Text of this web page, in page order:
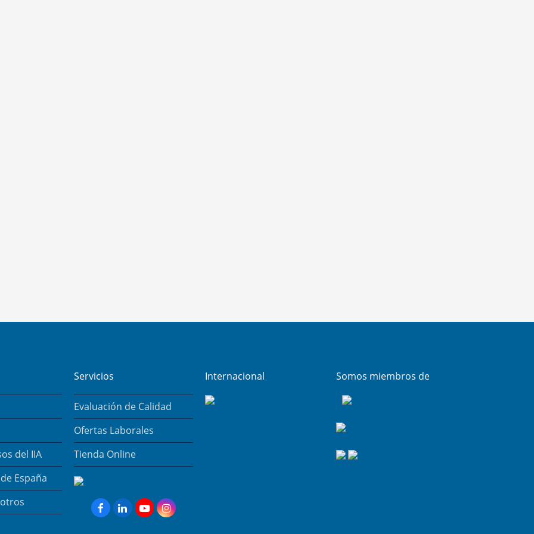
del IIA
España
Servicios
Evaluación de Calidad
Ofertas Laborales
Tienda Online
Facebook
LinkedInYouTubeInstagram
Internacional Somos miembros de